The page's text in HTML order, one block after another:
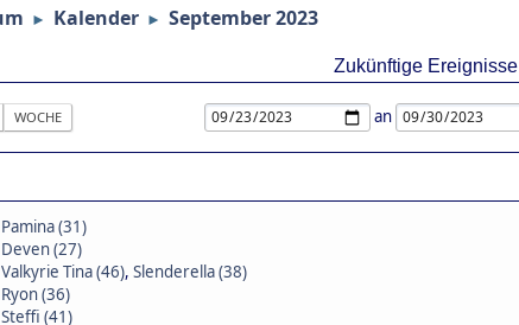
► Kalender ► September 2023
Zukünftige Ereignisse
WOCHE an
Pamina (31)
Deven (27)
Valkyrie Tina (46), Slenderella (38)
Ryon (36)
Steffi (41)